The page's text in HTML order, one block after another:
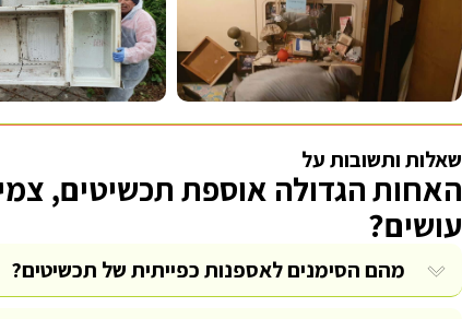
שאלות ותשובות על
האחות הגדולה אוספת תכשיטים,
עושים?
מהם הסימנים לאספנות כפייתית של תכשיטים?